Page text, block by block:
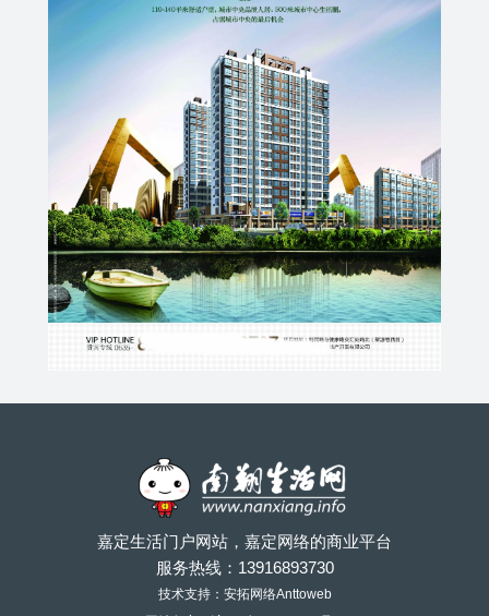
嘉定生活门户网站，嘉定网络的商业平台
服务热线： 13916893730
技术支持：安拓网络Anttoweb